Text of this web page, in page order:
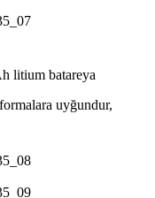
litium batareya
uyğundur,